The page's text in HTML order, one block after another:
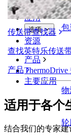
传送带查找器
查找英特乐传送
产品
包
物
轮
ZeroSplice
应用
选项​
资源
产品
主要应用
适用于各个
结合我们的专家建